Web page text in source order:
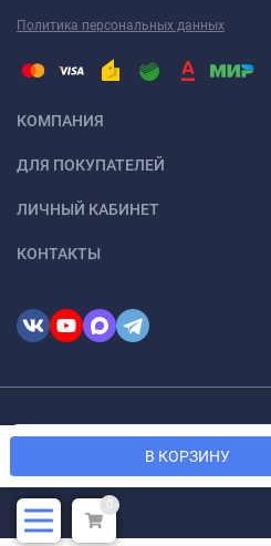
В КОРЗИНУ
Политика персональных данных
КОМПАНИЯ
ДЛЯ ПОКУПАТЕЛЕЙ
ЛИЧНЫЙ КАБИНЕТ
КОНТАКТЫ
0
Мы используем файлы cookie,